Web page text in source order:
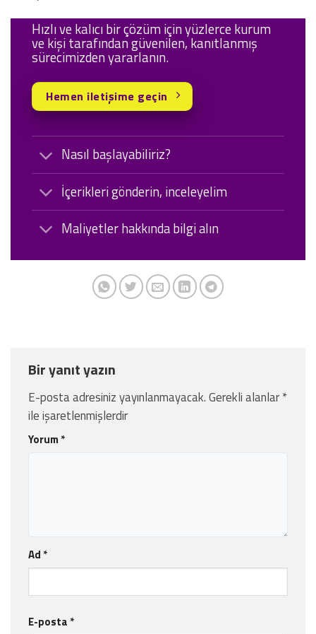
Nasıl başlayabiliriz?
İçerikleri gönderin, inceleyelim
Maliyetler hakkında bilgi alın
Hızlı ve kalıcı bir çözüm için yüzlerce kurum
ve kişi tarafından güvenilen, kanıtlanmış
sürecimizden yararlanın.
Hemen iletişime geçin
Bir yanıt yazın
E-posta adresiniz yayınlanmayacak.Gerekli alanlar*
ile işaretlenmişlerdir
Yorum *
Ad *
E-posta *